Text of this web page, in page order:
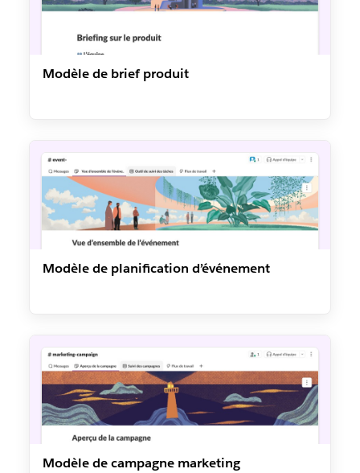
Modèle de brief produit
Modèle de planification d’événement
Modèle de campagne marketing